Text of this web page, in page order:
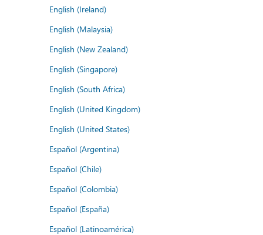
English (Ireland)
English (Malaysia)
English (New Zealand)
English (Singapore)
English (South Africa)
English (United Kingdom)
English (United States)
Español (Argentina)
Español (Chile)
Español (Colombia)
Español (España)
Español (Latinoamérica)